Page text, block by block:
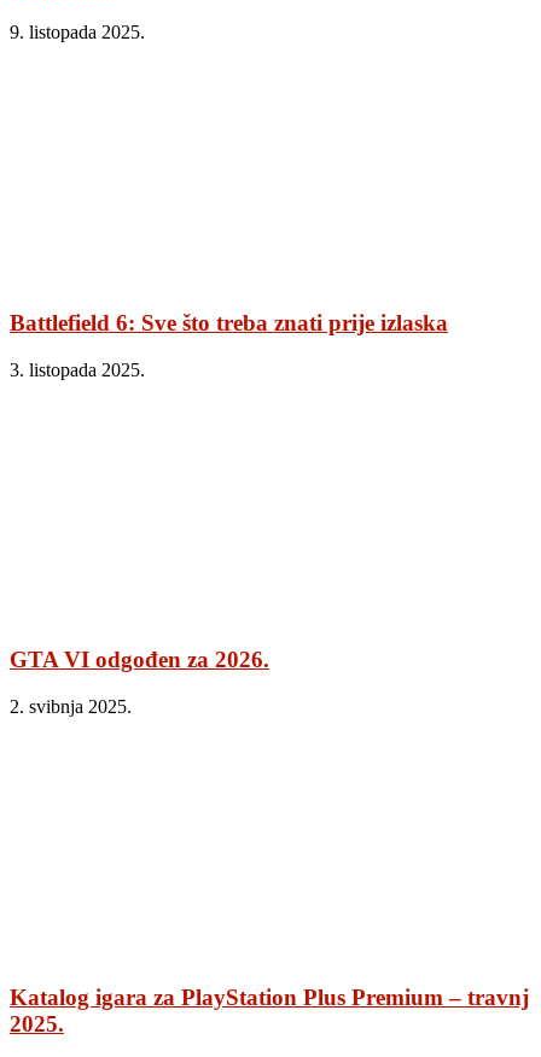
9. listopada 2025.
Battlefield 6: Sve što treba znati prije izlaska
3. listopada 2025.
GTA VI odgođen za 2026.
2. svibnja 2025.
Katalog igara za PlayStation Plus Premium – travnj
2025.